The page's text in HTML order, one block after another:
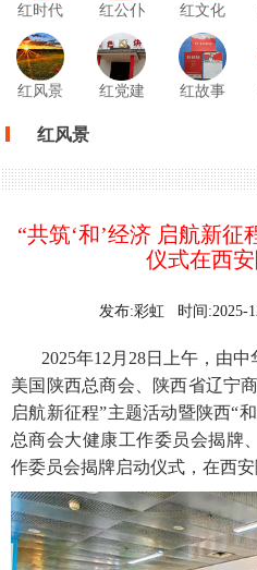
红时代 红公仆 红文化
红风景 红党建 红故事
红风景
“共筑‘和’经济 启航新
仪式在西
发布:彩虹 时间:2025-
2025年12月28日上午，由
美国陕西总商会、陕西省辽宁
启航新征程”主题活动暨陕西“
总商会大健康工作委员会揭牌
作委员会揭牌启动仪式，在西安